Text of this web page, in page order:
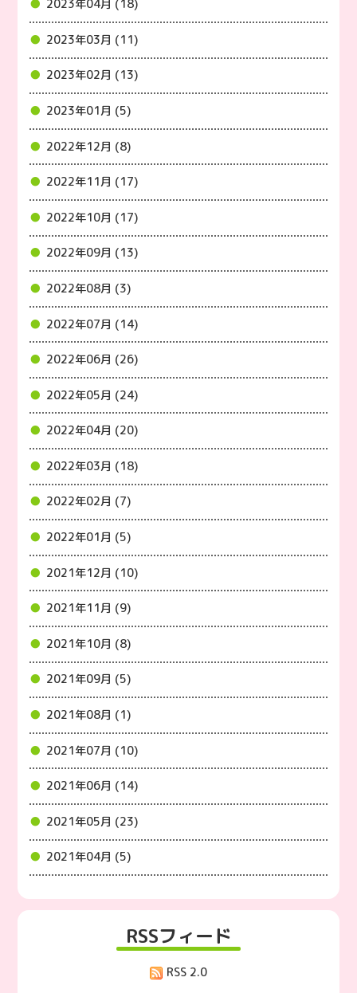
2023年04月 (18)
2023年03月 (11)
2023年02月 (13)
2023年01月 (5)
2022年12月 (8)
2022年11月 (17)
2022年10月 (17)
2022年09月 (13)
2022年08月 (3)
2022年07月 (14)
2022年06月 (26)
2022年05月 (24)
2022年04月 (20)
2022年03月 (18)
2022年02月 (7)
2022年01月 (5)
2021年12月 (10)
2021年11月 (9)
2021年10月 (8)
2021年09月 (5)
2021年08月 (1)
2021年07月 (10)
2021年06月 (14)
2021年05月 (23)
2021年04月 (5)
RSSフィード
RSS 2.0